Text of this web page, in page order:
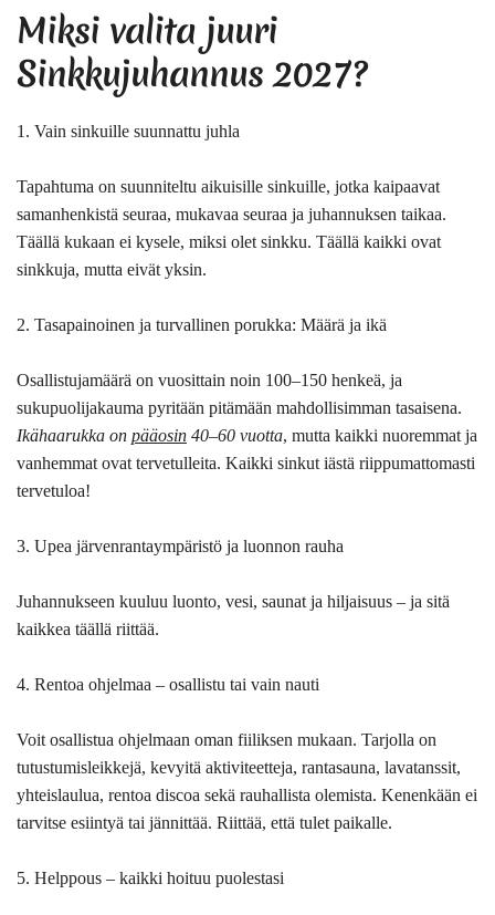
Miksi valita juuri
Sinkkujuhannus 2027?
1. Vain sinkuille suunnattu juhla
Tapahtuma on suunniteltu aikuisille sinkuille, jotka kaipaavat
samanhenkistä seuraa, mukavaa seuraa ja juhannuksen taikaa.
Täällä kukaan ei kysele, miksi olet sinkku. Täällä kaikki ovat
sinkkuja, mutta eivät yksin.
2. Tasapainoinen ja turvallinen porukka: Määrä ja ikä
Osallistujamäärä on vuosittain noin 100–150 henkeä, ja
sukupuolijakauma pyritään pitämään mahdollisimman tasaisena.
Ikähaarukka on pääosin 40–60 vuotta, mutta kaikki nuoremmat ja
vanhemmat ovat tervetulleita. Kaikki sinkut iästä riippumattomasti
tervetuloa!
3. Upea järvenrantaympäristö ja luonnon rauha
Juhannukseen kuuluu luonto, vesi, saunat ja hiljaisuus – ja sitä
kaikkea täällä riittää.
4. Rentoa ohjelmaa – osallistu tai vain nauti
Voit osallistua ohjelmaan oman fiiliksen mukaan. Tarjolla on
tutustumisleikkejä, kevyitä aktiviteetteja, rantasauna, lavatanssit,
yhteislaulua, rentoa discoa sekä rauhallista olemista. Kenenkään ei
tarvitse esiintyä tai jännittää. Riittää, että tulet paikalle.
5. Helppous – kaikki hoituu puolestasi